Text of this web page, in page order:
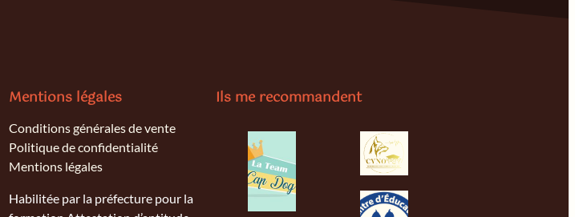
Mentions légales
Conditions générales de vente
Politique de confidentialité
Mentions légales
Habilitée par la préfecture pour la
Ils me recommandent